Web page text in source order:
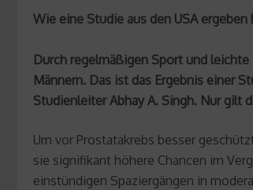
Wie eine Studie aus den USA
Durch regelmäßigen Sport und
Männern. Das ist das Ergebnis einer
Studienleiter Abhay A. Singh. Nur gilt
Um vor Prostatakrebs besser
sie signifikant höhere Chancen im
einstündigen Spaziergängen in